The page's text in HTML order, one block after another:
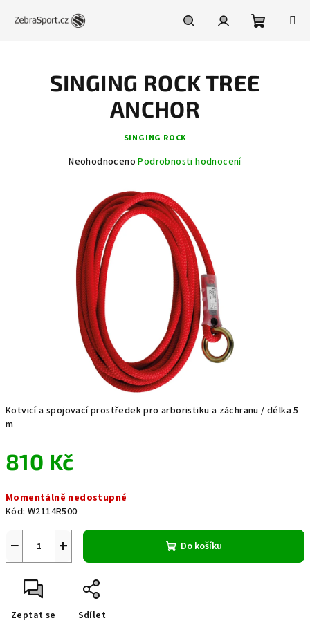
košík
Kotvicí a spojovací prostředek pro arboristiku a záchranu / délka 5
m
810 Kč
cena:
Momentálně nedostupné
Kód: W2114R500
+
− Do košíku
Zeptat se Sdílet
SINGING ROCK TREE
ANCHOR
SINGING ROCK
Průměrné
hvězdiček.
Neohodnoceno Podrobnosti hodnocení